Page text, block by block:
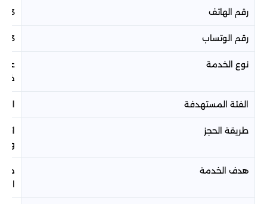
رقم الهاتف
رقم الوتساب
نوع الخدمة
الفئة المستهدفة
طريقة الحجز
هدف الخدمة